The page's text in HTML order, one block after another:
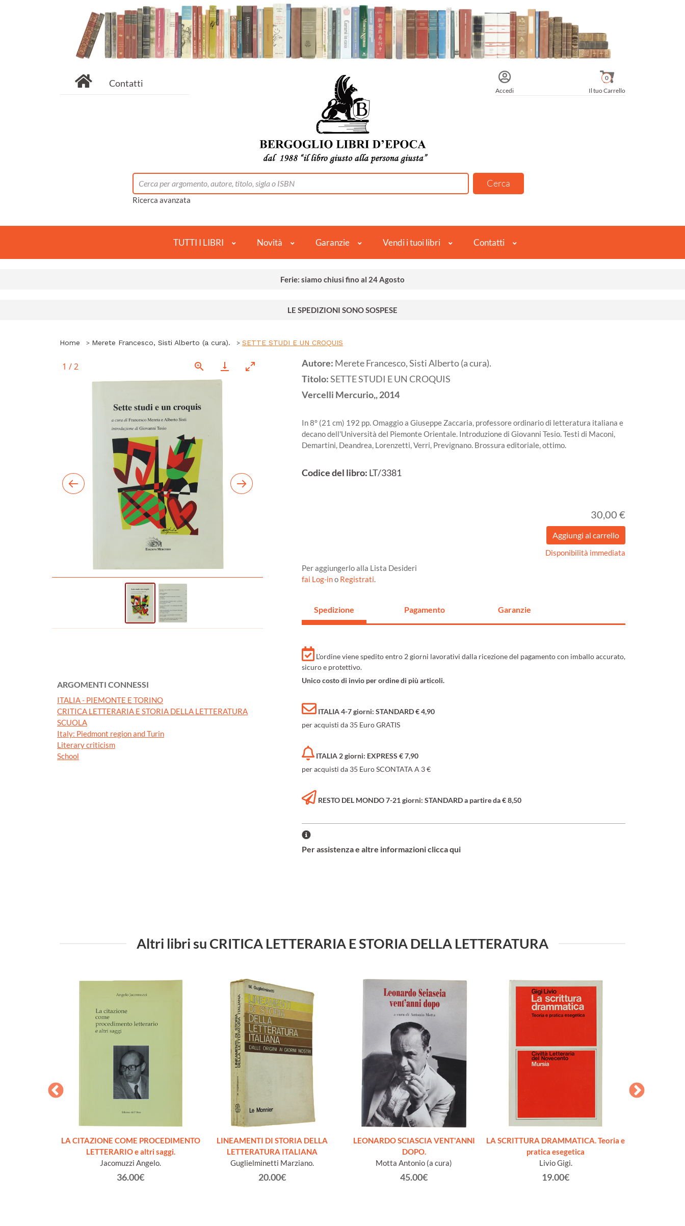
Contatti
Accedi Il tuo Carrello
0
Ricerca avanzata
TUTTI I LIBRI Novità Garanzie Vendi i tuoi libri Contatti
Ferie: siamo chiusi fino al 24 Agosto
LE SPEDIZIONI SONO SOSPESE
Home Merete Francesco, Sisti Alberto (a cura). SETTE STUDI E UN CROQUIS
1 /2
ARGOMENTI CONNESSI
ITALIA - PIEMONTE E TORINO
CRITICA LETTERARIA E STORIA DELLA LETTERATURA
SCUOLA
Italy: Piedmont region and Turin
Literary criticism
School
Autore: Merete Francesco, Sisti Alberto (a cura).
Titolo:SETTE STUDI E UN CROQUIS
Vercelli Mercurio,,2014
In 8° (21 cm) 192 pp. Omaggio a Giuseppe Zaccaria, professore ordinario di letteratura italiana e
decano dell'Università del Piemonte Orientale. Introduzione di Giovanni Tesio. Testi di Maconi,
Demartini, Deandrea, Lorenzetti, Verri, Prevignano. Brossura editoriale, ottimo.
Codice del libro: LT/3381
30,00 €
Disponibilità immediata
Per aggiungerlo alla Lista Desideri
fai Log-ino Registrati.
Spedizione Pagamento Garanzie
L'ordine viene spedito entro 2 giorni lavorativi dalla ricezione del pagamento con imballo accurato,
sicuro e protettivo.
Unico costo di invio per ordine di più articoli.
ITALIA 4-7 giorni: STANDARD € 4,90
per acquisti da 35 Euro GRATIS
ITALIA 2 giorni: EXPRESS € 7,90
per acquisti da 35 Euro SCONTATA A 3 €
RESTO DEL MONDO 7-21 giorni: STANDARD a partire da € 8,50
Per assistenza e altre informazioni clicca qui
Altri libri su CRITICA LETTERARIA E STORIA DELLA LETTERATURA
LA CITAZIONE COME PROCEDIMENTO
LETTERARIO e altri saggi.
Jacomuzzi Angelo.
36.00€
LINEAMENTI DI STORIA DELLA
LETTERATURA ITALIANA
Guglielminetti Marziano.
20.00€
LEONARDO SCIASCIA VENT'ANNI
DOPO.
Motta Antonio (a cura)
45.00€
LA SCRITTURA DRAMMATICA. Teoria e
pratica esegetica
Livio Gigi.
19.00€